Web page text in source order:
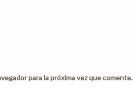
para la próxima vez que comente.